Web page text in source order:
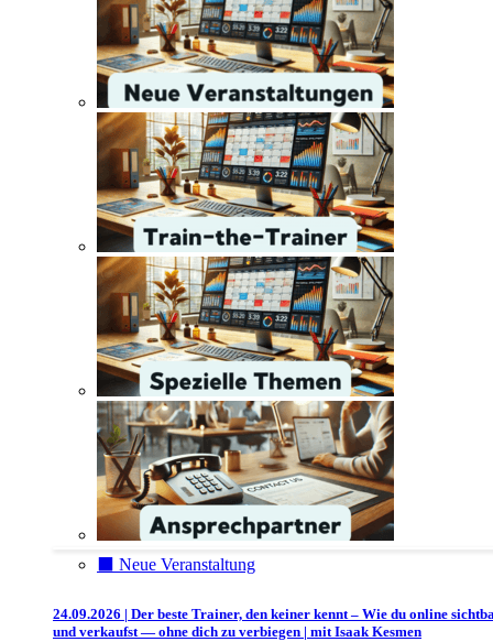
⬛️ Neue Veranstaltung
24.09.2026 | Der beste Trainer, den keiner kennt – Wie du online
und verkaufst — ohne dich zu verbiegen | mit Isaak Kesmen